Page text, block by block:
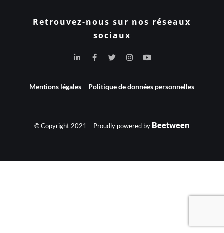
Retrouvez-nous sur nos réseaux
sociaux
Mentions légales – Politique de données personnelles
© Copyright 2021 – Proudly powered by Beetween